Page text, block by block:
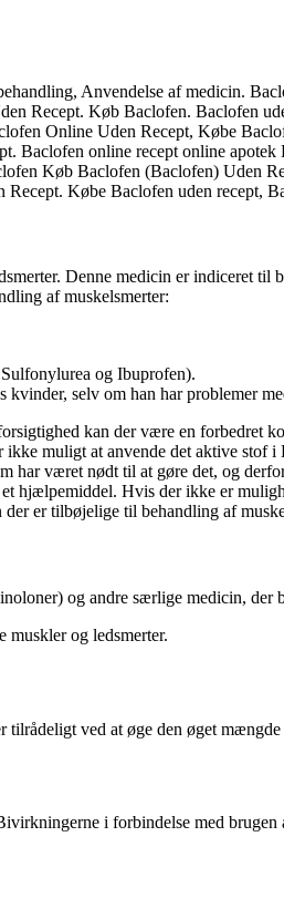
Anvendelse af medicin.
Recept. Køb Baclofen. Baclofen
Online Uden Recept, Købe
online recept online
Køb Baclofen (Baclofen) Uden
Købe Baclofen uden recept,
Denne medicin er indiceret
af muskelsmerter:
og Ibuprofen).
selv om han har problemer
kan der være en forbedret
muligt at anvende det aktive stof
har været nødt til at gøre det, og
hjælpemiddel. Hvis der ikke er
er tilbøjelige til behandling af
og andre særlige medicin, der
muskler og ledsmerter.
ved at øge den øget
i forbindelse med brugen